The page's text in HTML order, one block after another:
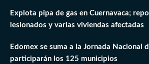
Explota pipa de gas en Cuernavaca;
lesionados y varias viviendas afectadas
Edomex se suma a la Jornada Nacional
participarán los 125 municipios